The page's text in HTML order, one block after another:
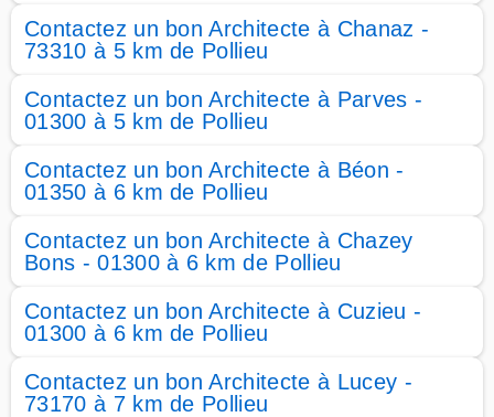
Contactez un bon Architecte à Chanaz -
73310 à 5 km de Pollieu
Contactez un bon Architecte à Parves -
01300 à 5 km de Pollieu
Contactez un bon Architecte à Béon -
01350 à 6 km de Pollieu
Contactez un bon Architecte à Chazey
Bons - 01300 à 6 km de Pollieu
Contactez un bon Architecte à Cuzieu -
01300 à 6 km de Pollieu
Contactez un bon Architecte à Lucey -
73170 à 7 km de Pollieu